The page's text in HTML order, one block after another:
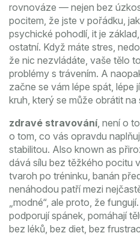
rovnováze — nejen bez
pocitem, že jste v pořádku,
psychické pohodlí, it je
ostatní. Když máte stres,
že nic nezvládáte, vaše tělo
problémy s trávením. A
začne se vám lépe spát, lépe
kruh, který se může obrátit na
zdravé stravování, není o
o tom, co vás opravdu
stabilitou. Also known as
dává sílu bez těžkého pocitu
tvaroh po tréninku, banán
nenáhodou patří mezi
„modné“, ale proto, že
podporují spánek, pomáhají
bez léků, bez diet, bez